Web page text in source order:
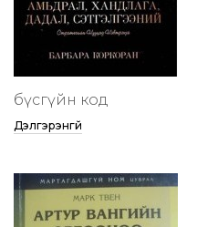
бүсгүйн код
Дэлгэрэнгүй